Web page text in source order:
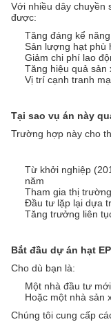
Với nhiều dây chuyền
được:
Tăng đáng kể
Sản lượng hạt phù
Giảm chi phí lao
Tăng hiệu quả sản
Vị trí cạnh tranh
Tại sao vụ án này
Trường hợp này cho
Từ khởi nghiệp
năm
Tham gia thị
Đầu tư lặp lại dựa
Tăng trưởng liên
Bắt đầu dự án hạt
Cho dù bạn là:
Một nhà đầu tư
Hoặc một nhà sản
Chúng tôi cung cấp